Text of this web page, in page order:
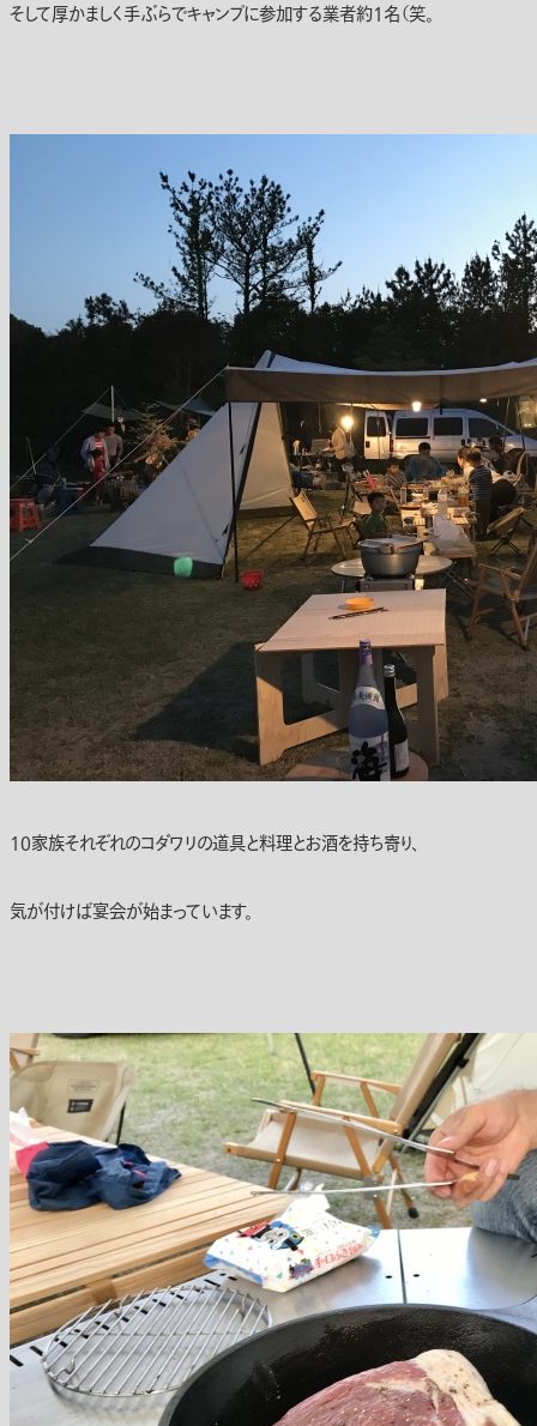
そして厚かましく手ぶらでキャンプに参加する業者約1名（笑。
10家族それぞれのコダワリの道具と料理とお酒を持ち寄り、
気が付けば宴会が始まっています。